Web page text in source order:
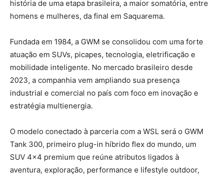
história de uma etapa brasileira, a maior somatória, entre
homens e mulheres, da final em Saquarema.
Fundada em 1984, a GWM se consolidou com uma forte
atuação em SUVs, picapes, tecnologia, eletrificação e
mobilidade inteligente. No mercado brasileiro desde
2023, a companhia vem ampliando sua presença
industrial e comercial no país com foco em inovação e
estratégia multienergia.
O modelo conectado à parceria com a WSL será o GWM
Tank 300, primeiro plug-in híbrido flex do mundo, um
SUV 4×4 premium que reúne atributos ligados à
aventura, exploração, performance e lifestyle outdoor,